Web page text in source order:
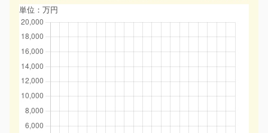
単位：万円